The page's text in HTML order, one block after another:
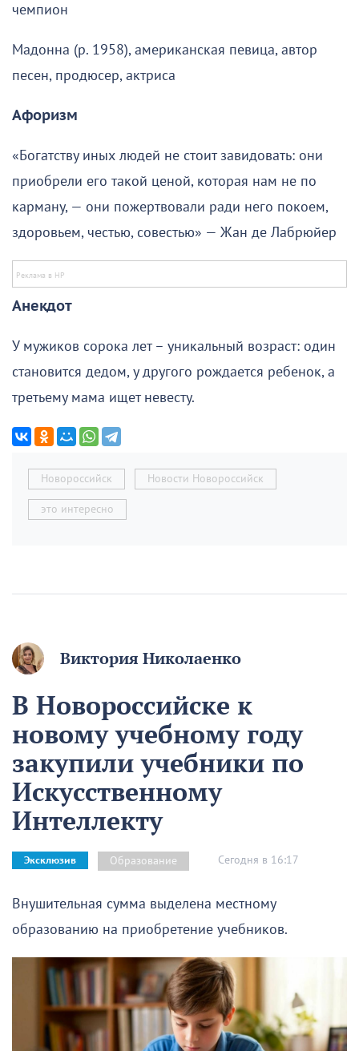
чемпион
Мадонна (р. 1958), американская певица, автор
песен, продюсер, актриса
Афоризм
«Богатству иных людей не стоит завидовать: они
приобрели его такой ценой, которая нам не по
карману, — они пожертвовали ради него покоем,
здоровьем, честью, совестью» — Жан де Лабрюйер
Анекдот
У мужиков сорока лет – уникальный возраст: один
становится дедом, у другого рождается ребенок, а
третьему мама ищет невесту.
Новороссийск Новости Новороссийск
это интересно
Виктория Николаенко
В Новороссийске к
новому учебному году
закупили учебники по
Искусственному
Интеллекту
Эксклюзив Образование Сегодня в 16:17
Внушительная сумма выделена местному
образованию на приобретение учебников.